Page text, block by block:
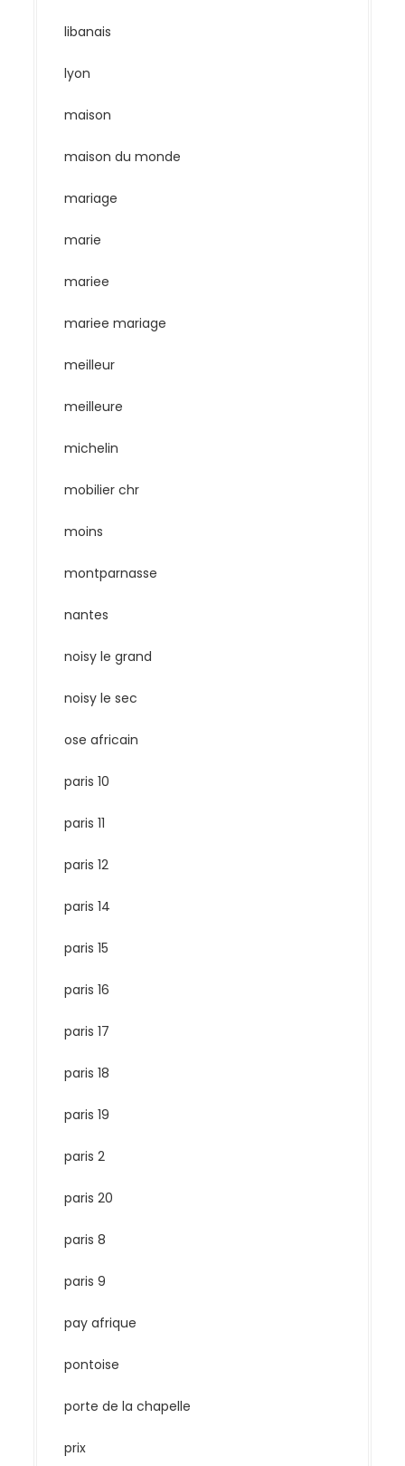
libanais
lyon
maison
maison du monde
mariage
marie
mariee
mariee mariage
meilleur
meilleure
michelin
mobilier chr
moins
montparnasse
nantes
noisy le grand
noisy le sec
ose africain
paris 10
paris 11
paris 12
paris 14
paris 15
paris 16
paris 17
paris 18
paris 19
paris 2
paris 20
paris 8
paris 9
pay afrique
pontoise
porte de la chapelle
prix